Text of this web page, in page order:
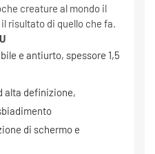
creature al mondo il
risultato di quello che fa.
e antiurto, spessore 1,5
alta definizione,
di schermo e